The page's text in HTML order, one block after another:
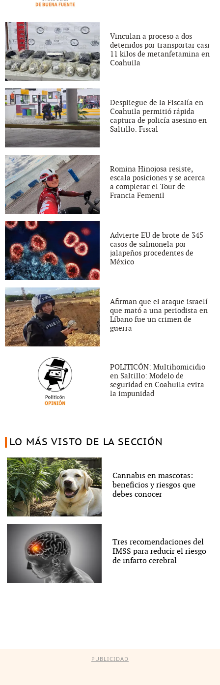
Vinculan a proceso a dos
detenidos por transportar casi
11 kilos de metanfetamina en
Coahuila
Despliegue de la Fiscalía en
Coahuila permitió rápida
captura de policía asesino en
Saltillo: Fiscal
Romina Hinojosa resiste,
escala posiciones y se acerca
a completar el Tour de
Francia Femenil
Advierte EU de brote de 345
casos de salmonela por
jalapeños procedentes de
México
Afirman que el ataque israelí
que mató a una periodista en
Líbano fue un crimen de
guerra
POLITICÓN: Multihomicidio
en Saltillo: Modelo de
seguridad en Coahuila evita
la impunidad
LO MÁS VISTO DE LA SECCIÓN
Cannabis en mascotas:
beneficios y riesgos que
debes conocer
Tres recomendaciones del
IMSS para reducir el riesgo
de infarto cerebral
PUBLICIDAD